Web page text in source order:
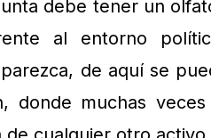
debe tener un
al entorno
de aquí se
donde muchas